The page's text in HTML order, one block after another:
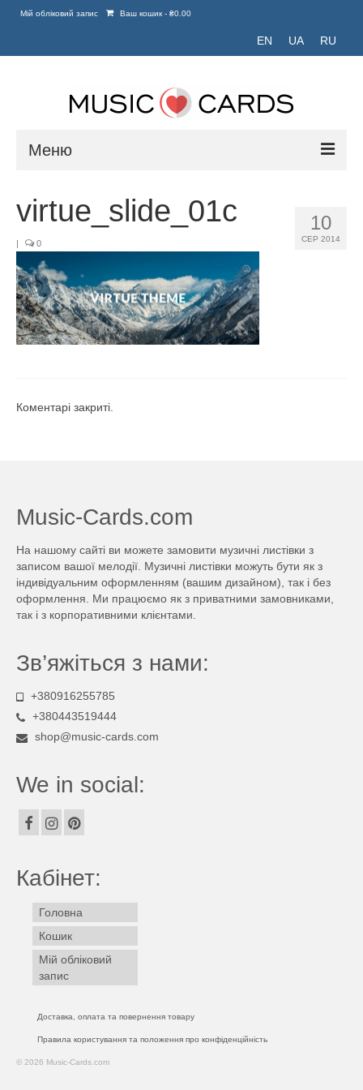
Мій обліковий запис Ваш кошик - ₴0.00
EN UA RU
Меню
Портфоліо
Блог
Зв’язатися з нами
10
СЕР 2014
virtue_slide_01c
| 0
Коментарі закриті.
Music-Cards.com
На нашому сайті ви можете замовити музичні листівки з
записом вашої мелодії. Музичні листівки можуть бути як з
індивідуальним оформленням (вашим дизайном), так і без
оформлення. Ми працюємо як з приватними замовниками,
так і з корпоративними клієнтами.
Зв’яжіться з нами:
+380916255785
+380443519444
shop@music-cards.com
We in social:
Кабінет:
Головна
Кошик
Мій обліковий
запис
Доставка, оплата та повернення товару
Правила користування та положення про конфіденційність
© 2026 Music-Cards.com